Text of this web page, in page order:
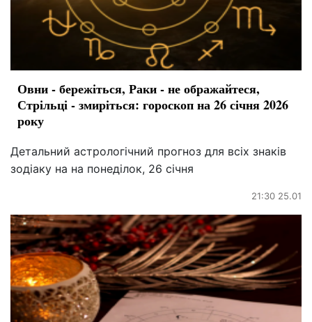
Овни - бережіться, Раки - не ображайтеся,
Стрільці - змиріться: гороскоп на 26 січня 2026
року
Детальний астрологічний прогноз для всіх знаків
зодіаку на на понеділок, 26 січня
21:30 25.01